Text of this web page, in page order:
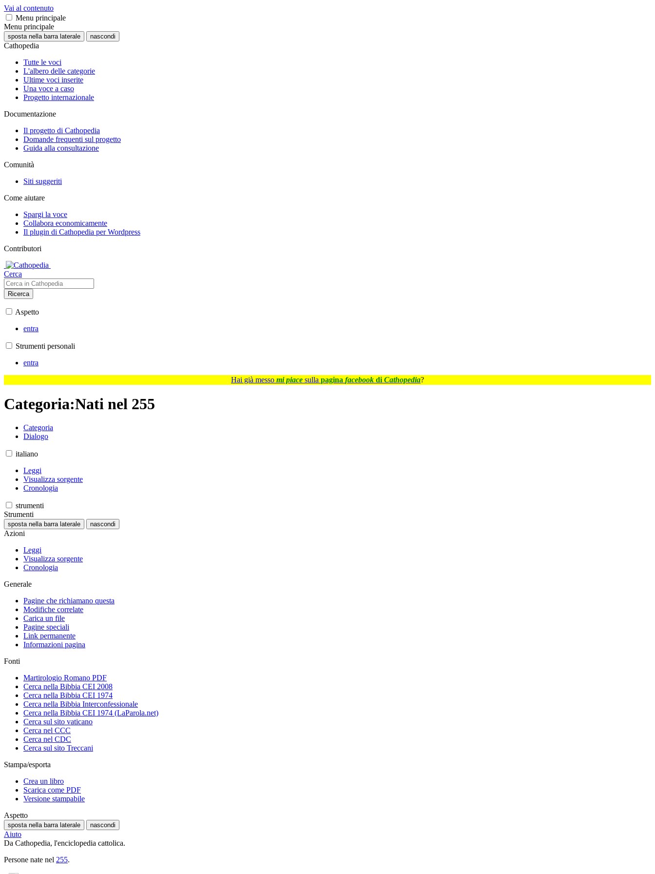
Vai al contenuto
Menu principale
Menu principale
sposta nella barra laterale nascondi
Cathopedia
Tutte le voci
L'albero delle categorie
Ultime voci inserite
Una voce a caso
Progetto internazionale
Documentazione
Il progetto di Cathopedia
Domande frequenti sul progetto
Guida alla consultazione
Comunità
Siti suggeriti
Come aiutare
Spargi la voce
Collabora economicamente
Il plugin di Cathopedia per Wordpress
Contributori
Cerca
Ricerca
Aspetto
entra
Strumenti personali
entra
Hai già messo mi piace sulla pagina facebook di Cathopedia?
Categoria:Nati nel 255
Categoria
Dialogo
italiano
Leggi
Visualizza sorgente
Cronologia
strumenti
Strumenti
sposta nella barra laterale nascondi
Azioni
Leggi
Visualizza sorgente
Cronologia
Generale
Pagine che richiamano questa
Modifiche correlate
Carica un file
Pagine speciali
Link permanente
Informazioni pagina
Fonti
Martirologio Romano PDF
Cerca nella Bibbia CEI 2008
Cerca nella Bibbia CEI 1974
Cerca nella Bibbia Interconfessionale
Cerca nella Bibbia CEI 1974 (LaParola.net)
Cerca sul sito vaticano
Cerca nel CCC
Cerca nel CDC
Cerca sul sito Treccani
Stampa/esporta
Crea un libro
Scarica come PDF
Versione stampabile
Aspetto
sposta nella barra laterale nascondi
Aiuto
Da Cathopedia, l'enciclopedia cattolica.
Persone nate nel 255.